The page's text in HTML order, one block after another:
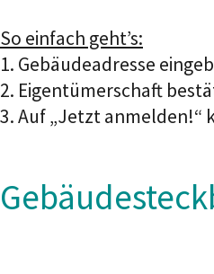
So einfach geht’s:
1. Gebäudeadresse
2. Eigentümerschaft
3. Auf „Jetzt anmelden!“